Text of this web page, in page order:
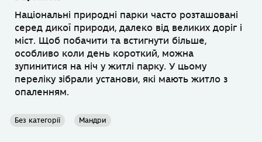
Національні природні парки часто розташовані
серед дикої природи, далеко від великих доріг і
міст. Щоб побачити та встигнути більше,
особливо коли день короткий, можна
зупинитися на ніч у житлі парку. У цьому
переліку зібрали установи, які мають житло з
опаленням.
Без категорії Мандри